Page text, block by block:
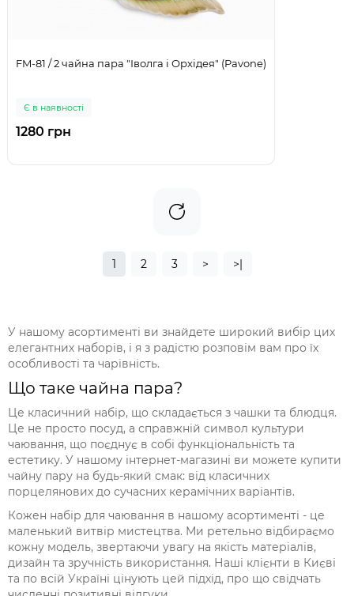
FM-81 / 2 чайна пара "Іволга і Орхідея" (Pavone)
Є в наявності
1280 грн
1 2 3 > >|
У нашому асортименті ви знайдете широкий вибір цих
елегантних наборів, і я з радістю розповім вам про їх
особливості та чарівність.
Що таке чайна пара?
Це класичний набір, що складається з чашки та блюдця.
Це не просто посуд, а справжній символ культури
чаювання, що поєднує в собі функціональність та
естетику. У нашому інтернет-магазині ви можете купити
чайну пару на будь-який смак: від класичних
порцелянових до сучасних керамічних варіантів.
Кожен набір для чаювання в нашому асортименті - це
маленький витвір мистецтва. Ми ретельно відбираємо
кожну модель, звертаючи увагу на якість матеріалів,
дизайн та зручність використання. Наші клієнти в Києві
та по всій Україні цінують цей підхід, про що свідчать